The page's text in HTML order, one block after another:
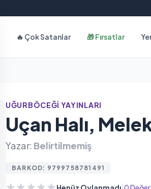
🔥 Çok Satanlar 🎁 Fırsatlar
UĞURBÖCEĞI YAYINLARI
Uçan Halı,
Yazar: Belirtilmemiş
BARKOD: 9799758781491